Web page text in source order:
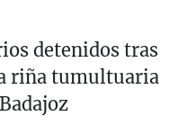
detenidos tras
riña tumultuaria